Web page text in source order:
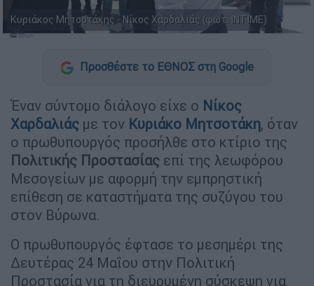
Κυριάκος Μητσοτάκης - Νίκος Χαρδαλιάς (φωτ. ΙΝΤΙΜΕ)
Προσθέστε το ΕΘΝΟΣ στη Google
Έναν σύντομο διάλογο είχε ο Νίκος
Χαρδαλιάς με τον Κυριάκο Μητσοτάκη, όταν
ο πρωθυπουργός προσήλθε στο κτίριο της
Πολιτικής Προστασίας επί της λεωφόρου
Μεσογείων με αφορμή την εμπρηστική
επίθεση σε καταστήματα της συζύγου του
στον Βύρωνα.
Ο πρωθυπουργός έφτασε το μεσημέρι της
Δευτέρας 24 Μαΐου στην Πολιτική
Προστασία για τη διευρυμένη σύσκεψη για